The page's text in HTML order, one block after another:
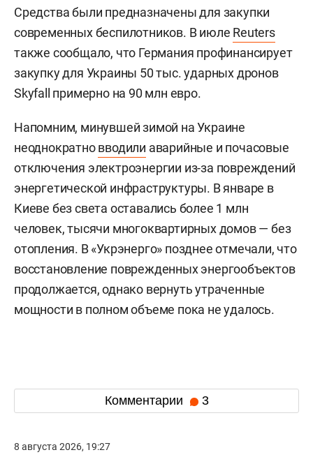
Средства были предназначены для закупки
современных беспилотников. В июле Reuters
также сообщало, что Германия профинансирует
закупку для Украины 50 тыс. ударных дронов
Skyfall примерно на 90 млн евро.
Напомним, минувшей зимой на Украине
неоднократновводили аварийные и почасовые
отключения электроэнергии из-за повреждений
энергетической инфраструктуры. В январе в
Киеве без света оставались более 1 млн
человек, тысячи многоквартирных домов — без
отопления. В «Укрэнерго» позднее отмечали, что
восстановление поврежденных энергообъектов
продолжается, однако вернуть утраченные
мощности в полном объеме пока не удалось.
Комментарии 3
8 августа 2026, 19:27